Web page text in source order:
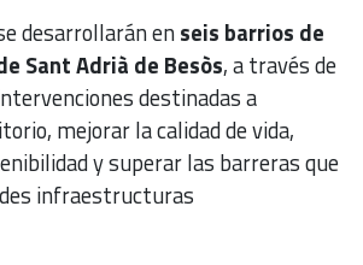
desarrollarán enseis barrios de
Sant Adrià de Besòs, a través de
destinadas a
mejorar la calidad de vida,
y superar las barreras que
infraestructuras